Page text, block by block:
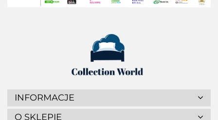
INFORMACJE
O SKLEPIE